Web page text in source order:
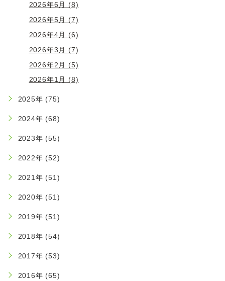
2026年6月 (8)
2026年5月 (7)
2026年4月 (6)
2026年3月 (7)
2026年2月 (5)
2026年1月 (8)
2025年 (75)
2024年 (68)
2023年 (55)
2022年 (52)
2021年 (51)
2020年 (51)
2019年 (51)
2018年 (54)
2017年 (53)
2016年 (65)